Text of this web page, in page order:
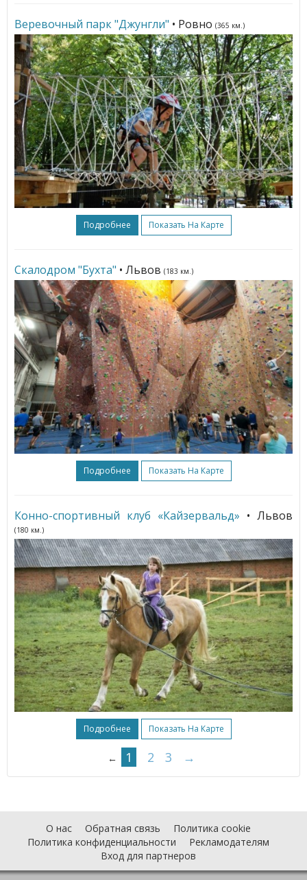
Веревочный парк "Джунгли" • Ровно (365 км.)
Подробнее Показать На Карте
Cкалодром "Бухта" • Львов (183 км.)
Подробнее Показать На Карте
Конно-спортивный клуб «Кайзервальд» • Львов
(180 км.)
Подробнее Показать На Карте
← 1 2 3 →
О нас Обратная связь
Политика cookie
Политика конфиденциальности
Рекламодателям
Вход для партнеров